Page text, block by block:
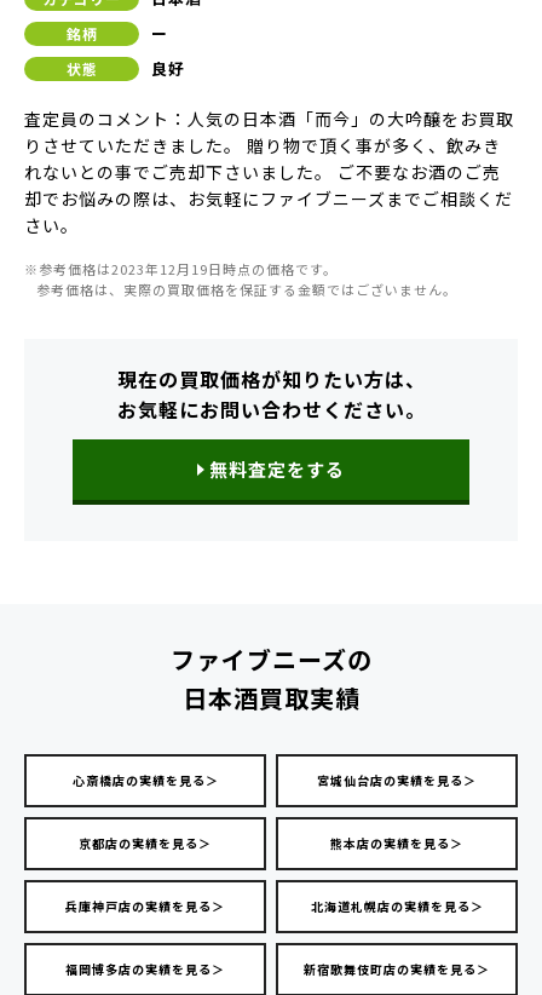
銘柄 ー
状態 良好
査定員のコメント：人気の日本酒「而今」の大吟醸をお買取
りさせていただきました。 贈り物で頂く事が多く、飲みき
れないとの事でご売却下さいました。 ご不要なお酒のご売
却でお悩みの際は、お気軽にファイブニーズまでご相談くだ
さい。
※参考価格は2023年12月19日時点の価格です。
参考価格は、実際の買取価格を保証する金額ではございません。
現在の買取価格が知りたい方は、
お気軽にお問い合わせください。
無料査定をする
ファイブニーズの
日本酒買取実績
心斎橋店の実績を見る＞ 宮城仙台店の実績を見る＞
京都店の実績を見る＞ 熊本店の実績を見る＞
兵庫神戸店の実績を見る＞ 北海道札幌店の実績を見る＞
福岡博多店の実績を見る＞ 新宿歌舞伎町店の実績を見る＞